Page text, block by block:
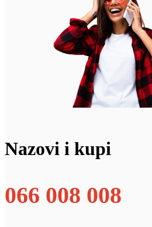
Nazovi i kupi
066 008 008